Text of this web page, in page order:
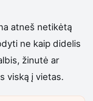
atneš netikėtą
ne kaip didelis
žinutė ar
viską į vietas.